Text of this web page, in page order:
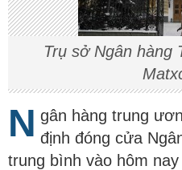
Trụ sở Ngân hàng
N gân hàng trung
định đóng cửa
trung bình vào hôm